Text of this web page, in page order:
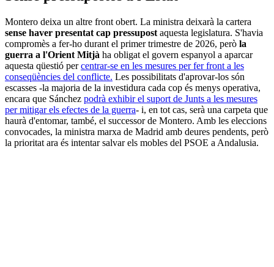
Montero deixa un altre front obert. La ministra deixarà la cartera
sense haver presentat cap pressupost aquesta legislatura. S'havia
compromès a fer-ho durant el primer trimestre de 2026, però la
guerra a l'Orient Mitjà ha obligat el govern espanyol a aparcar
aquesta qüestió percentrar-se en les mesures per fer front a les
conseqüències del conflicte. Les possibilitats d'aprovar-los són
escasses -la majoria de la investidura cada cop és menys operativa,
encara que Sánchez podrà exhibir el suport de Junts a les mesures
per mitigar els efectes de la guerra- i, en tot cas, serà una carpeta que
haurà d'entomar, també, el successor de Montero. Amb les eleccions
convocades, la ministra marxa de Madrid amb deures pendents, però
la prioritat ara és intentar salvar els mobles del PSOE a Andalusia.